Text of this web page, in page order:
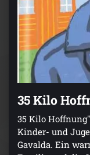
35 Kilo
35 Kilo
Kinder- und
Gavalda. Ein